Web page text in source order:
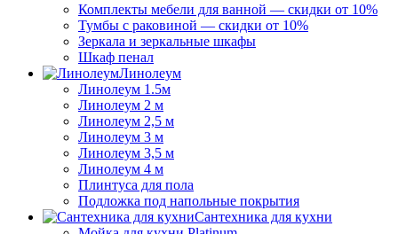
Комплекты мебели для ванной — скидки от 10%
Тумбы с раковиной — скидки от 10%
Зеркала и зеркальные шкафы
Шкаф пенал
Линолеум
Линолеум 1.5м
Линолеум 2 м
Линолеум 2,5 м
Линолеум 3 м
Линолеум 3,5 м
Линолеум 4 м
Плинтуса для пола
Подложка под напольные покрытия
Сантехника для кухни